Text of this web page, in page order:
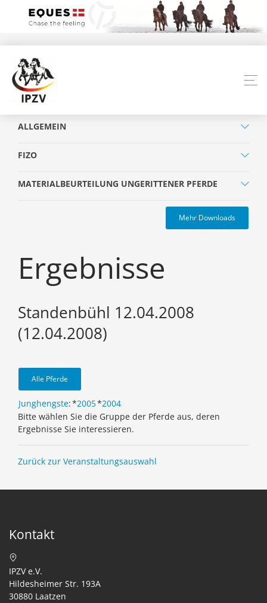
ALLGEMEIN
FIZO
MATERIALBEURTEILUNG UNGERITTENER PFERDE
Mehr Downloads
Ergebnisse
Standenbühl 12.04.2008
(12.04.2008)
Alle Pferde
Junghengste:*2005*2004
Bitte wählen Sie die Gruppe der Pferde aus, deren
Ergebnisse Sie interessieren.
Zurück zur Veranstaltungsauswahl
Kontakt
IPZV e.V.
Hildesheimer Str. 193A
30880 Laatzen